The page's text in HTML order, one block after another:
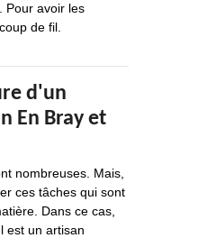
Pour avoir les
de fil.
d'un
En Bray et
nombreuses. Mais,
ces tâches qui sont
Dans ce cas,
est un artisan